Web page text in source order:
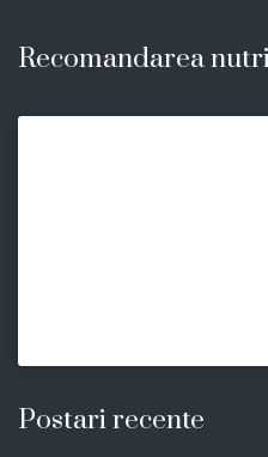
Recomandarea
Postari recente